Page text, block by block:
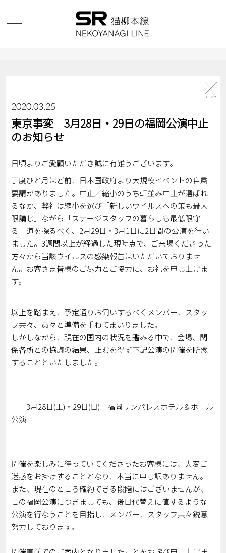
2020.03.25
東京事変 3月28日・29日の福岡公演中止
のお知らせ
日頃よりご愛顧いただき誠に有難うございます。
丁度ひと月ほど前、日本国政府より大規模イベントの自粛
要請がありました。中止／縮小のうち軒並み中止が選ばれ
るなか、弊社は縮小を選び「新しいウイルスへの策も最大
限講じ」ながら「ステージスタッフの暮らしも最低限守
る」道を探るべく、2月29日・3月1日に2日間の公演を行い
ました。3週間以上が経過した現時点で、ご来場くださった
方々から当該ウイルスの感染報告はいただいておりませ
ん。お客さま皆様のご尽力とご協力に、お礼を申し上げま
す。
以上を踏まえ、予定通りお伺いするべくメンバー、スタッ
フ共々、粛々と準備を重ねてまいりました。
しかしながら、現在の国内の状況を鑑みる中で、会場、関
係各所との協議の結果、止むを得ず下記公演の開催を断念
することといたしました。
3月28日(土)・29日(日) 福岡サンパレスホテル＆ホール
公演
開催を楽しみに待っていてくださったお客様には、大変ご
迷惑をお掛けすることとなり、本当に申し訳ありません。
また、現在のところ確約できる段階にはございませんが、
この福岡公演につきましても、後日代替えに値するような
公演を行なうことを目指し、メンバー、スタッフ共々鋭意
努力しております。